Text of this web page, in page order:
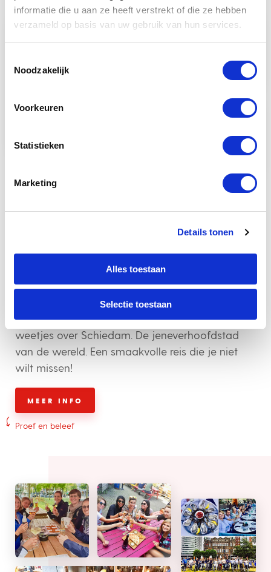
informatie die u aan ze heeft verstrekt of die ze hebben
verzameld op basis van uw gebruik van hun services.
Noodzakelijk
Voorkeuren
Statistieken
Marketing
Details tonen
Alles toestaan
Selectie toestaan
GIN & JENEVER TOUR
Spirit of Schiedam Tour
Ben je gek op gin en jenever? Duik in de rijke
geschiedenis van deze iconische drankjes
tijdens de Spirit of Schiedam Gin & Jenever Tour!
Ontdek fascinerende historische feiten, bezoek
authentieke distilleerderijen en leer verrassende
weetjes over Schiedam. De jeneverhoofdstad
van de wereld. Een smaakvolle reis die je niet
wilt missen!
MEER INFO
Proef en beleef